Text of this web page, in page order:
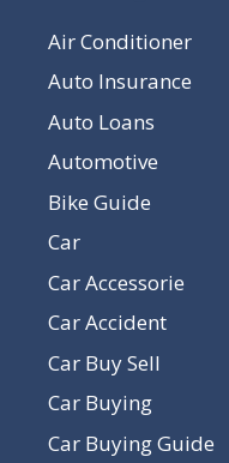
Air Conditioner
Auto Insurance
Auto Loans
Automotive
Bike Guide
Car
Car Accessorie
Car Accident
Car Buy Sell
Car Buying
Car Buying Guide